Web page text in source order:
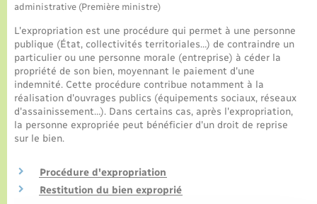
Agenda
Usages à respecter (bruit, brûlage, élagage)
Frelon asiatique
Sécurité - Prévention
Aides à l’habitat
administrative (Première ministre)
L'expropriation est une procédure qui permet à une personne
publique (État, collectivités territoriales…) de contraindre un
particulier ou une personne morale (entreprise) à céder la
propriété de son bien, moyennant le paiement d'une
indemnité. Cette procédure contribue notamment à la
réalisation d'ouvrages publics (équipements sociaux, réseaux
d'assainissement…). Dans certains cas, après l'expropriation,
la personne expropriée peut bénéficier d'un droit de reprise
sur le bien.
Procédure d'expropriation
Restitution du bien exproprié